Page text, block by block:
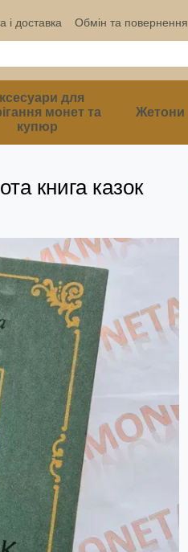
і доставка Обмін та повернення
для
монет та
купюр
Жетони
книга казок